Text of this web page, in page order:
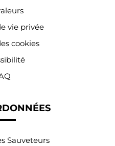
vie privée
cookies
Sauveteurs